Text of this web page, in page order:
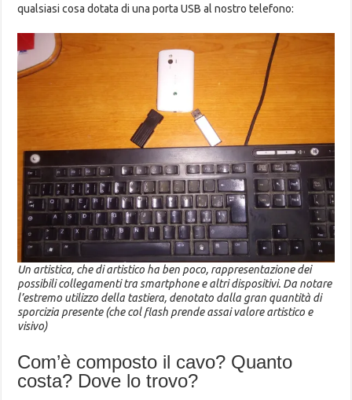
qualsiasi cosa dotata di una porta USB al nostro telefono:
Un artistica, che di artistico ha ben poco, rappresentazione dei
possibili collegamenti tra smartphone e altri dispositivi. Da notare
l’estremo utilizzo della tastiera, denotato dalla gran quantità di
sporcizia presente (che col flash prende assai valore artistico e
visivo)
Com’è composto il cavo? Quanto
costa? Dove lo trovo?